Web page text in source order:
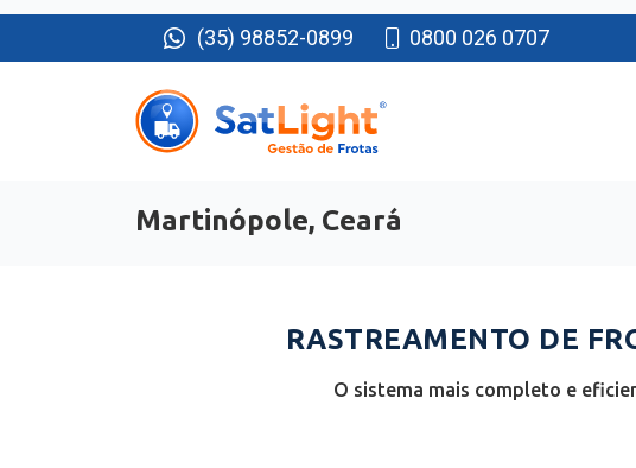
(35) 98852-0899
Martinópole, Ceará
RASTREAMENTO DE
O sistema mais completo e